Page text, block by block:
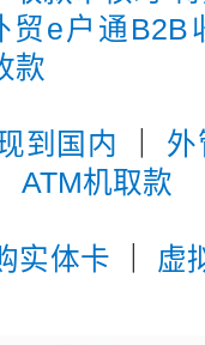
贸e户通B2B
款
到国内
外
ATM机取款
实体卡
虚